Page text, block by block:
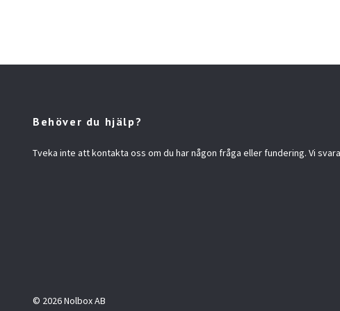
Behöver du hjälp?
Tveka inte att kontakta oss om du har någon fråga eller fundering. Vi
© 2026 Nolbox AB